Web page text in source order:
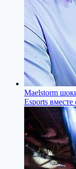
Maelstorm
Esports вместе